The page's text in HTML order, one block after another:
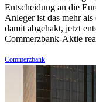
Entscheidung an die
Anleger ist das mehr
damit abgehakt, jetzt
Commerzbank-Aktie
Commerzbank